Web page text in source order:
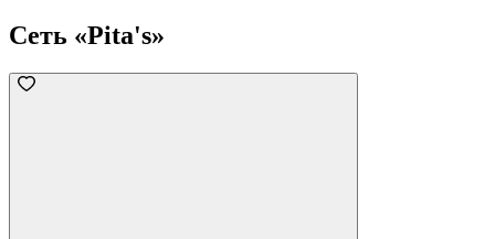
Сеть «Pita's»